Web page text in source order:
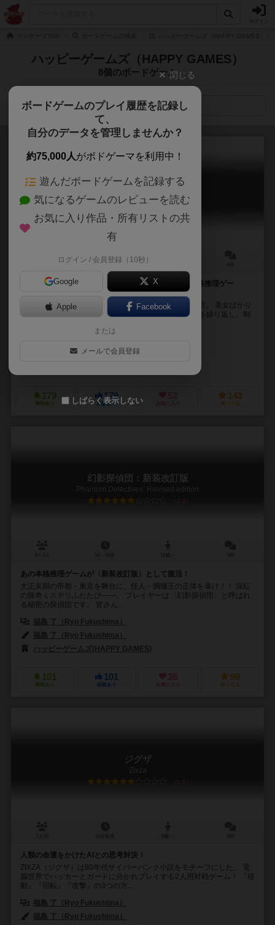
ハッピーゲームズ（HAPPY GAMES）
8個のボードゲーム
検索メニュー
幻影探偵団
Phantom Detectives
60分前後
豪華なコンポーネント！繰り返し何度でも楽しめる本格推理ゲー
怪人・髑髏王VS4つの探偵団！！ 大正末期の帝都・東京。 美女ばかり
を狙う連続猟奇殺人事件が幕を開けた！！ 互いに捜査を繰り返し、制
福島 了（Ryo Fukushima）
179
興味あり
179
経験あり
52
お気に入り
143
持ってる
幻影探偵団：新装改訂版
Phantom Detectives: Revised edition
6.2
あの本格推理ゲームが〈新装改訂版〉として復活！
大正末期の帝都・東京を舞台に、怪人・髑髏王の正体を暴け！！ 深紅
の猟奇ミステリふたたび——。 プレイヤーは〈幻影探偵団〉と呼ばれ
る秘密の探偵団です。 皆さん...
福島 了（Ryo Fukushima）
福島 了（Ryo Fukushima）
ハッピーゲームズ(HAPPY GAMES)
101
興味あり
101
経験あり
35
お気に入り
99
持ってる
ジグザ
Zixza
6.3
人類の命運をかけたAIとの思考対決！
ZIXZA（ジグザ）は80年代サイバーパンク小説をモチーフにした、 電
脳世界でハッカーとガードに分かれプレイする2人用対戦ゲーム！ 『移
動』『回転』『攻撃』の3つの方...
福島 了（Ryo Fukushima）
福島 了（Ryo Fukushima）
閉じる
ボードゲームのプレイ履歴を記録し
て、
自分のデータを管理しませんか？
約75,000人がボドゲーマを利用中！
遊んだボードゲームを記録する
気になるゲームのレビューを読む
お気に入り作品・所有リストの共
有
ログイン / 会員登録（10秒）
Google X
Apple Facebook
または
メールで会員登録
しばらく表示しない